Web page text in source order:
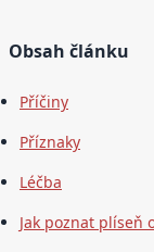
Obsah článku
Příčiny
Příznaky
Léčba
Jak poznat plíseň